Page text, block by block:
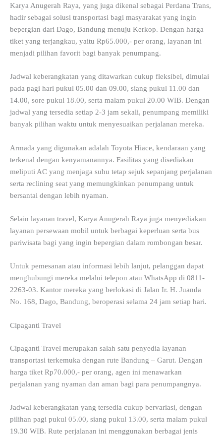
Karya Anugerah Raya, yang juga dikenal sebagai Perdana Trans,
hadir sebagai solusi transportasi bagi masyarakat yang ingin
bepergian dari Dago, Bandung menuju Kerkop. Dengan harga
tiket yang terjangkau, yaitu Rp65.000,- per orang, layanan ini
menjadi pilihan favorit bagi banyak penumpang.
Jadwal keberangkatan yang ditawarkan cukup fleksibel, dimulai
pada pagi hari pukul 05.00 dan 09.00, siang pukul 11.00 dan
14.00, sore pukul 18.00, serta malam pukul 20.00 WIB. Dengan
jadwal yang tersedia setiap 2-3 jam sekali, penumpang memiliki
banyak pilihan waktu untuk menyesuaikan perjalanan mereka.
Armada yang digunakan adalah Toyota Hiace, kendaraan yang
terkenal dengan kenyamanannya. Fasilitas yang disediakan
meliputi AC yang menjaga suhu tetap sejuk sepanjang perjalanan
serta reclining seat yang memungkinkan penumpang untuk
bersantai dengan lebih nyaman.
Selain layanan travel, Karya Anugerah Raya juga menyediakan
layanan persewaan mobil untuk berbagai keperluan serta bus
pariwisata bagi yang ingin bepergian dalam rombongan besar.
Untuk pemesanan atau informasi lebih lanjut, pelanggan dapat
menghubungi mereka melalui telepon atau WhatsApp di 0811-
2263-03. Kantor mereka yang berlokasi di Jalan Ir. H. Juanda
No. 168, Dago, Bandung, beroperasi selama 24 jam setiap hari.
Cipaganti Travel
Cipaganti Travel merupakan salah satu penyedia layanan
transportasi terkemuka dengan rute Bandung – Garut. Dengan
harga tiket Rp70.000,- per orang, agen ini menawarkan
perjalanan yang nyaman dan aman bagi para penumpangnya.
Jadwal keberangkatan yang tersedia cukup bervariasi, dengan
pilihan pagi pukul 05.00, siang pukul 13.00, serta malam pukul
19.30 WIB. Rute perjalanan ini menggunakan berbagai jenis